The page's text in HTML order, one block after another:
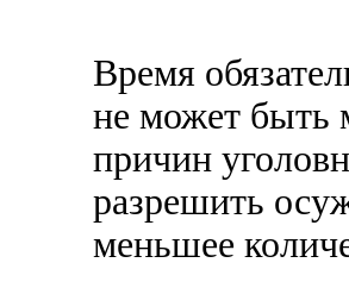
Время
не может быть
причин
разрешить
меньшее